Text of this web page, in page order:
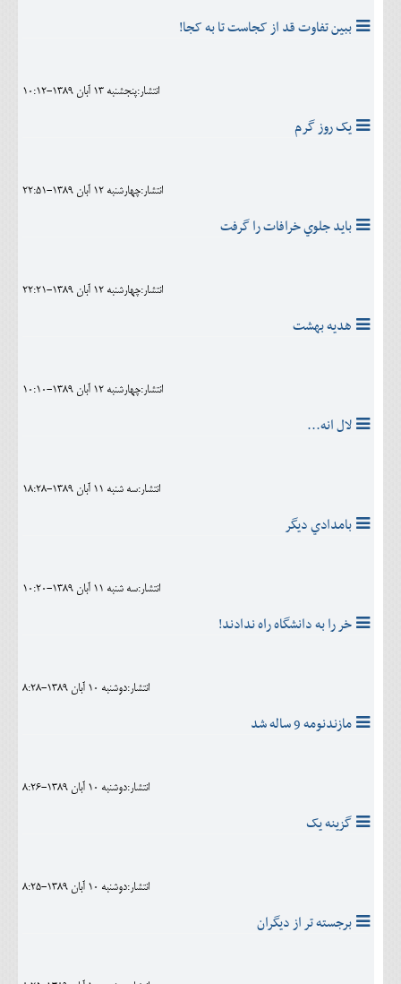
ببين تفاوت قد از کجاست تا به کجا!
انتشار:پنجشنبه 13 آبان 1389-10:12
يک روز گرم
انتشار:چهارشنبه 12 آبان 1389-22:51
بايد جلوي خرافات را گرفت
انتشار:چهارشنبه 12 آبان 1389-22:21
هديه بهشت
انتشار:چهارشنبه 12 آبان 1389-10:10
لال انه...
انتشار:سه شنبه 11 آبان 1389-18:28
بامدادي ديگر
انتشار:سه شنبه 11 آبان 1389-10:20
خر را به دانشگاه راه ندادند!
انتشار:دوشنبه 10 آبان 1389-8:28
مازندنومه 9 ساله شد
انتشار:دوشنبه 10 آبان 1389-8:26
گزينه يک
انتشار:دوشنبه 10 آبان 1389-8:25
برجسته تر از ديگران